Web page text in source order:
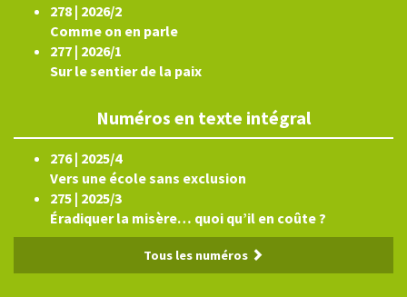
278 | 2026/2
Comme on en parle
277 | 2026/1
Sur le sentier de la paix
Numéros en texte intégral
276 | 2025/4
Vers une école sans exclusion
275 | 2025/3
Éradiquer la misère… quoi qu’il en coûte ?
Tous les numéros